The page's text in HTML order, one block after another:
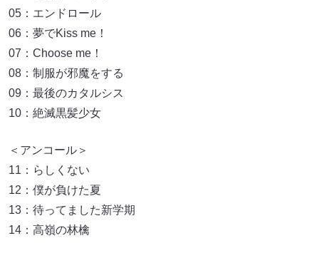
05：エンドロール
06：夢でKiss me！
07：Choose me！
08：制服が邪魔をする
09：最後のカタルシス
10：絶滅黒髪少女
＜アンコール＞
11：らしくない
12：僕が負けた夏
13：待ってました新学期
14：高嶺の林檎